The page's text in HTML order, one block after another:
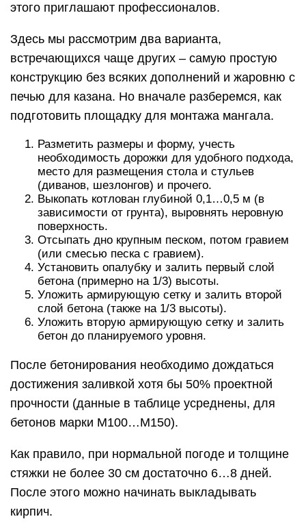
этого приглашают профессионалов.
Здесь мы рассмотрим два варианта,
встречающихся чаще других – самую простую
конструкцию без всяких дополнений и жаровню с
печью для казана. Но вначале разберемся, как
подготовить площадку для монтажа мангала.
Разметить размеры и форму, учесть
необходимость дорожки для удобного подхода,
место для размещения стола и стульев
(диванов, шезлонгов) и прочего.
Выкопать котлован глубиной 0,1…0,5 м (в
зависимости от грунта), выровнять неровную
поверхность.
Отсыпать дно крупным песком, потом гравием
(или смесью песка с гравием).
Установить опалубку и залить первый слой
бетона (примерно на 1/3) высоты.
Уложить армирующую сетку и залить второй
слой бетона (также на 1/3 высоты).
Уложить вторую армирующую сетку и залить
бетон до планируемого уровня.
После бетонирования необходимо дождаться
достижения заливкой хотя бы 50% проектной
прочности (данные в таблице усреднены, для
бетонов марки М100…М150).
Как правило, при нормальной погоде и толщине
стяжки не более 30 см достаточно 6…8 дней.
После этого можно начинать выкладывать
кирпич.